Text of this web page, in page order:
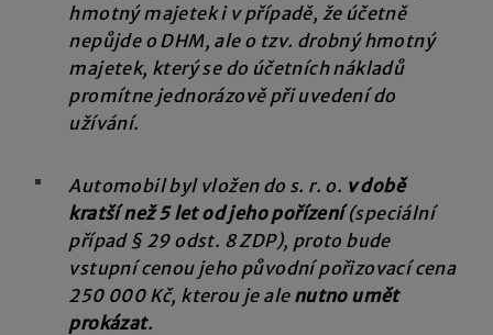
hmotný majetek i v případě, že účetně
nepůjde o DHM, ale o tzv. drobný hmotný
majetek, který se do účetních nákladů
promítne jednorázově při uvedení do
užívání.
Automobil byl vložen do s. r. o. v době
kratší než 5 let od jeho pořízení(speciální
případ § 29 odst. 8 ZDP), proto bude
vstupní cenou jeho původní pořizovací cena
250 000 Kč, kterou je ale nutno umět
prokázat.